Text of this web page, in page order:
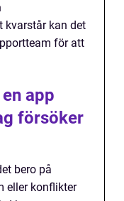
kvarstår kan det
för att
app
försöker
bero på
eller konflikter